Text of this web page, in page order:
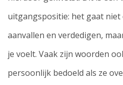
uitgangspositie: het gaat niet
aanvallen en verdedigen,
je voelt. Vaak zijn woorden
persoonlijk bedoeld als ze